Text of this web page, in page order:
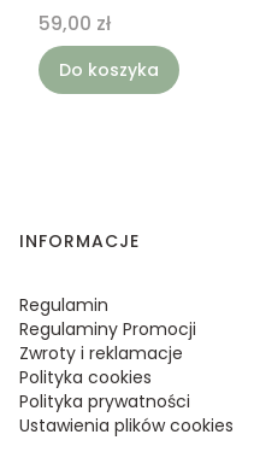
Cena
59,00 zł
Do koszyka
Linki w stopce
INFORMACJE
Regulamin
Regulaminy Promocji
Zwroty i reklamacje
Polityka cookies
Polityka prywatności
Ustawienia plików cookies